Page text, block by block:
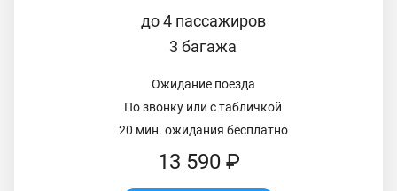
до 4 пассажиров
3 багажа
Ожидание поезда
По звонку или с табличкой
20 мин. ожидания бесплатно
13 590 ₽